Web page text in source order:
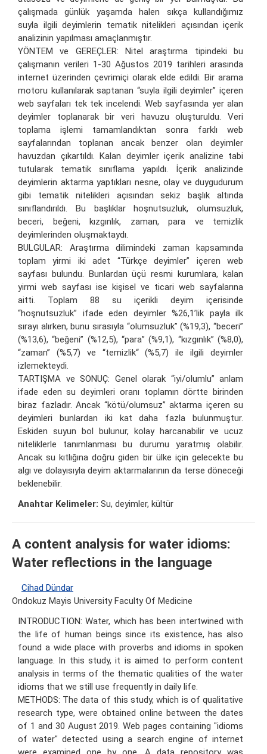
çalışmada günlük yaşamda halen sıkça kullandığımız
suyla ilgili deyimlerin tematik nitelikleri açısından içerik
analizinin yapılması amaçlanmıştır.
YÖNTEM ve GEREÇLER: Nitel araştırma tipindeki bu
çalışmanın verileri 1-30 Ağustos 2019 tarihleri arasında
internet üzerinden çevrimiçi olarak elde edildi. Bir arama
motoru kullanılarak saptanan “suyla ilgili deyimler” içeren
web sayfaları tek tek incelendi. Web sayfasında yer alan
deyimler toplanarak bir veri havuzu oluşturuldu. Veri
toplama işlemi tamamlandıktan sonra farklı web
sayfalarından toplanan ancak benzer olan deyimler
havuzdan çıkartıldı. Kalan deyimler içerik analizine tabi
tutularak tematik sınıflama yapıldı. İçerik analizinde
deyimlerin aktarma yaptıkları nesne, olay ve duygudurum
gibi tematik nitelikleri açısından sekiz başlık altında
sınıflandırıldı. Bu başlıklar hoşnutsuzluk, olumsuzluk,
beceri, beğeni, kızgınlık, zaman, para ve temizlik
deyimlerinden oluşmaktaydı.
BULGULAR: Araştırma dilimindeki zaman kapsamında
toplam yirmi iki adet “Türkçe deyimler” içeren web
sayfası bulundu. Bunlardan üçü resmi kurumlara, kalan
yirmi web sayfası ise kişisel ve ticari web sayfalarına
aitti. Toplam 88 su içerikli deyim içerisinde
“hoşnutsuzluk” ifade eden deyimler %26,1’lik payla ilk
sırayı alırken, bunu sırasıyla “olumsuzluk” (%19,3), “beceri”
(%13,6), “beğeni” (%12,5), “para” (%9,1), “kızgınlık” (%8,0),
“zaman” (%5,7) ve “temizlik“ (%5,7) ile ilgili deyimler
izlemekteydi.
TARTIŞMA ve SONUÇ: Genel olarak “iyi/olumlu” anlam
ifade eden su deyimleri oranı toplamın dörtte birinden
biraz fazladır. Ancak “kötü/olumsuz” aktarma içeren su
deyimleri bunlardan iki kat daha fazla bulunmuştur.
Eskiden suyun bol bulunur, kolay harcanabilir ve ucuz
niteliklerle tanımlanması bu durumu yaratmış olabilir.
Ancak su kıtlığına doğru giden bir ülke için gelecekte bu
algı ve dolayısıyla deyim aktarmalarının da terse döneceği
beklenebilir.
Anahtar Kelimeler: Su, deyimler, kültür
A content analysis for water idioms:
Water reflections in the language
Cihad Dündar
Ondokuz Mayis University Faculty Of Medicine
INTRODUCTION: Water, which has been intertwined with
the life of human beings since its existence, has also
found a wide place with proverbs and idioms in spoken
language. In this study, it is aimed to perform content
analysis in terms of the thematic qualities of the water
idioms that we still use frequently in daily life.
METHODS: The data of this study, which is of qualitative
research type, were obtained online between the dates
of 1 and 30 August 2019. Web pages containing "idioms
of water" detected using a search engine of internet